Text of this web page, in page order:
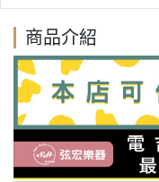
商品介紹